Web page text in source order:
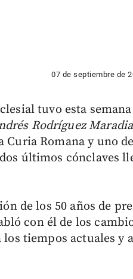
07 de septiembre de
tuvo esta
Rodríguez
Romana y uno
últimos cónclaves
de los 50 años de
con él de los
tiempos actuales y